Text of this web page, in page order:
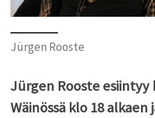
Jürgen Rooste
Jürgen Rooste esiintyy
Wäinössä klo 18